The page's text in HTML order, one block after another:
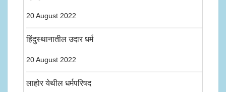
20 August 2022
हिंदुस्थानातील उदार धर्म
20 August 2022
लाहोर येथील धर्मपरिषद